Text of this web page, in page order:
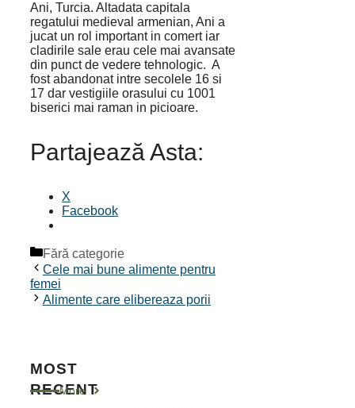
Ani, Turcia. Altadata capitala
regatului medieval armenian, Ani a
jucat un rol important in comert iar
cladirile sale erau cele mai avansate
din punct de vedere tehnologic. A
fost abandonat intre secolele 16 si
17 dar vestigiile orasului cu 1001
biserici mai raman in picioare.
Partajează Asta:
X
Facebook
Categorii
Fără categorie
Cele mai bune alimente pentru
femei
Alimente care elibereaza porii
MOST
RECENT
More